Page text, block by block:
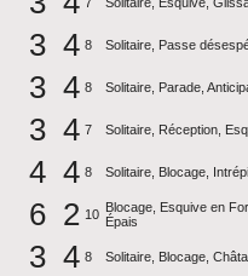
3 4 8 Solitaire, Passe
3 4 8 Solitaire, Parade,
3 4 7 Solitaire, Réception,
4 4 8 Solitaire, Blocage,
6 2 10 Blocage, Esquive en
Épais
3 4 8 Solitaire, Blocage,